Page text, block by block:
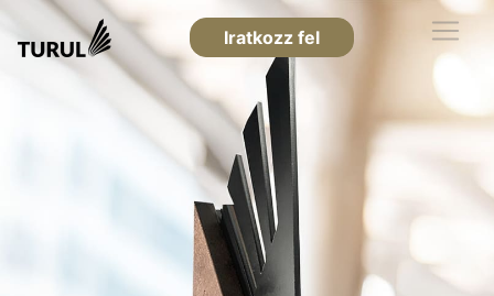
Iratkozz fel